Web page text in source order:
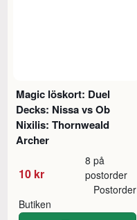
Magic löskort: Duel
Decks: Nissa vs Ob
Nixilis: Thornweald
Archer
10 kr
8 på
postorder
Butiken
Postorder